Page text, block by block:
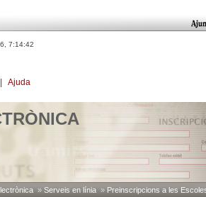
7:14:42
Ajuda
» Serveis en línia » Preinscripcions a les